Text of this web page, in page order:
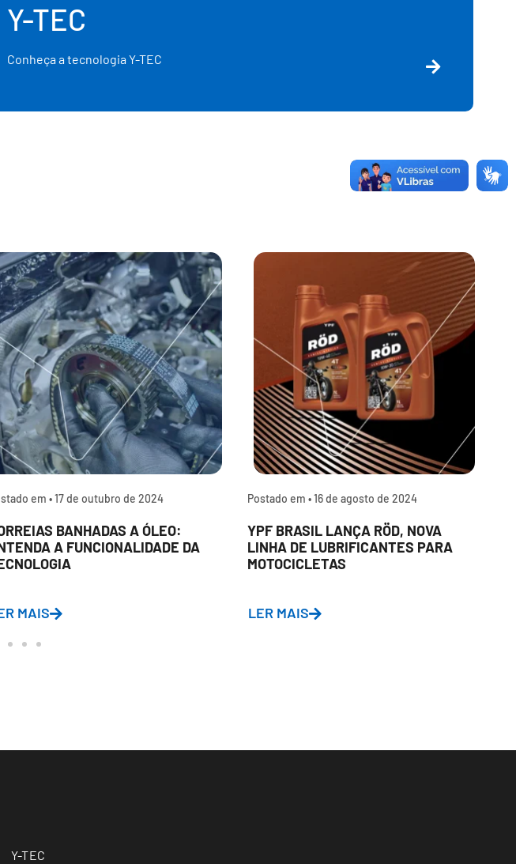
Y-TEC
Conheça a tecnologia Y-TEC
em •17 de outubro de 2024
BANHADAS A ÓLEO:
A FUNCIONALIDADE DA
MAIS
Postado em •16 de agosto de 2024
YPF BRASIL LANÇA RÖD, NOVA
LINHA DE LUBRIFICANTES PARA
MOTOCICLETAS
LER MAIS
Y-TEC